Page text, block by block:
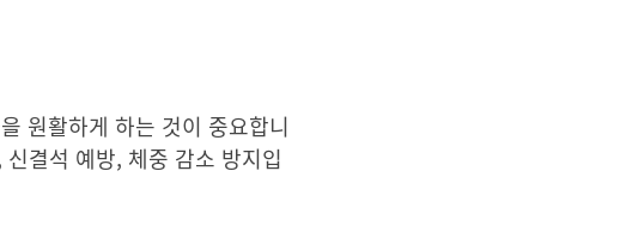
원활하게 하는 것이 중요합니
결석 예방, 체중 감소 방지입